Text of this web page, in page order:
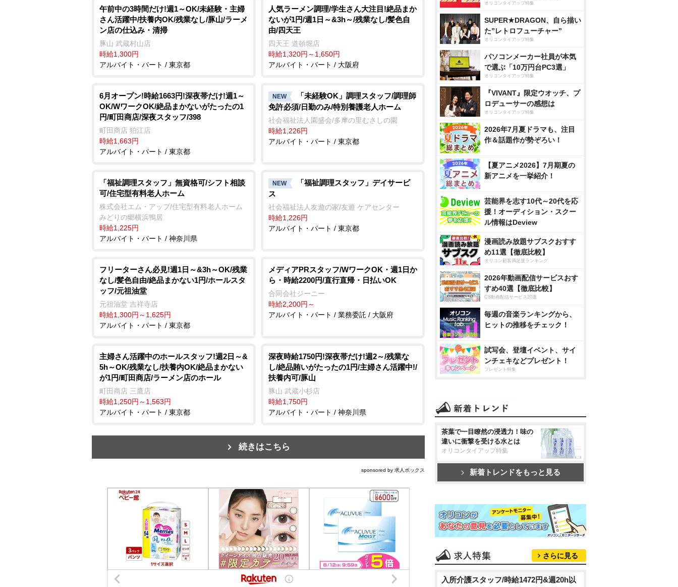
午前中の3時間だけ!週1～OK/未経験・主婦
さん活躍中/扶養内OK/残業なし/豚山/ラーメ
ン店の仕込み・清掃
豚山 武蔵村山店
時給1,300円
アルバイト・パート / 東京都
人気ラーメン調理/学生さん大注目!絶品まか
ないが1円/週1日～&3h～/残業なし/髪色自
由/四天王
四天王 道頓堀店
時給1,320円～1,650円
アルバイト・パート / 大阪府
6月オープン!時給1663円!深夜帯だけ!週1～
OK/WワークOK/絶品まかないがたったの1
円/町田商店/深夜スタッフ/398
町田商店 狛江店
時給1,663円
アルバイト・パート / 東京都
NEW
「未経験OK」調理スタッフ/調理師
免許必須/日勤のみ/特別養護老人ホーム
社会福祉法人園盛会/多摩の里むさしの園
時給1,226円
アルバイト・パート / 東京都
「福祉調理スタッフ」無資格可/シフト相談
可/住宅型有料老人ホーム
株式会社エム・アップ/住宅型有料老人ホーム
みどりの郷横浜鴨居
時給1,225円
アルバイト・パート / 神奈川県
NEW
「福祉調理スタッフ」デイサービ
ス
社会福祉法人友遊の家/友遊 ケアセンター
時給1,226円
アルバイト・パート / 東京都
フリーターさん必見!週1日～&3h～OK/残業
なし/髪色自由/絶品まかない1円/ホールスタ
ッフ/元祖油堂
元祖油堂 吉祥寺店
時給1,300円～1,625円
アルバイト・パート / 東京都
メディアPRスタッフ/WワークOK・週1日か
ら・時給2200円/直行直帰・日払いOK
合同会社ジーニー
時給2,200円～
アルバイト・パート / 業務委託 / 大阪府
主婦さん活躍中のホールスタッフ!週2日～&
5h～OK/残業なし/扶養内OK/絶品まかない
が1円/町田商店/ラーメン店のホール
町田商店 三鷹店
時給1,250円～1,563円
アルバイト・パート / 東京都
深夜時給1750円!深夜帯だけ!週2～/残業な
し/絶品賄いがたったの1円/主婦さん活躍中!/
扶養内可/豚山
豚山 武蔵小杉店
時給1,750円
アルバイト・パート / 神奈川県
続きはこちら
sponsored by 求人ボックス
オリコンタイアップ特集
SUPER★DRAGON、自ら描い
た”レトロフューチャー”
オリコンタイアップ特集
パソコンメーカー社員が本気
で選ぶ「10万円台PC3選」
オリコンタイアップ特集
『VIVANT』限定ウオッチ、プ
ロデューサーの感想は
オリコンタイアップ特集
2026年7月夏ドラマも、注目
作＆話題作が勢ぞろい！
【夏アニメ2026】7月期夏の
新アニメを一挙紹介！
芸能界を志す10代～20代を応
援！オーディション・スクー
ル情報はDeview
漫画読み放題サブスクおすす
め11選【徹底比較】
オリコン顧客満足度ランキング
2026年動画配信サービスおす
すめ40選【徹底比較】
CS動画配信サービス20選
毎週の音楽ランキングから、
ヒットの推移をチェック！
試写会、登壇イベント、サイ
ンチェキなどプレゼント！
プレゼント特集
茶葉で一目瞭然の浸透力！味の
違いに衝撃を受ける水とは
オリコンタイアップ特集
新着トレンドをもっと見る
さらに見る
入所介護スタッフ/時給1472円&週20h以